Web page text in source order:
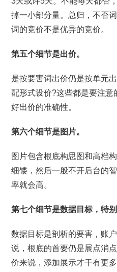
掉一小部分量。总归，不否
词的竞价不是优异的竞价。
第五个细节是出价。
是按要害词出价仍是按单元
配形式设价?这些都是要注
好出价的准确性。
第六个细节是图片。
图片包含根底构思图和高档
细镂，然后一般不开后台的
率就会高。
第七个细节是数据目标，特
数据目标是剖析的要害，账
说，根底的首要仍是展点消
价来说，添加展示才干有更